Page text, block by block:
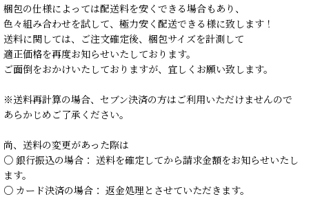
梱包の仕様によっては配送料を安くできる場合もあり、
色々組み合わせを試して、極力安く配送できる様に致します！
送料に関しては、ご注文確定後、梱包サイズを計測して
適正価格を再度お知らせいたしております。
ご面倒をおかけいたしておりますが、宜しくお願い致します。
※送料再計算の場合、セブン決済の方はご利用いただけませんので
あらかじめご了承ください。
尚、送料の変更があった際は
○ 銀行振込の場合： 送料を確定してから請求金額をお知らせいたし
ます。
○ カード決済の場合： 返金処理とさせていただきます。